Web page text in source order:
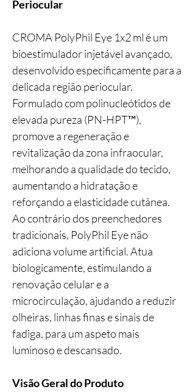
Periocular
CROMA PolyPhil Eye 1x2 ml é um
bioestimulador injetável avançado,
desenvolvido especificamente para a
delicada região periocular.
Formulado com polinucleótidos de
elevada pureza (PN-HPT™),
promove a regeneração e
revitalização da zona infraocular,
melhorando a qualidade do tecido,
aumentando a hidratação e
reforçando a elasticidade cutânea.
Ao contrário dos preenchedores
tradicionais, PolyPhil Eye não
adiciona volume artificial. Atua
biologicamente, estimulando a
renovação celular e a
microcirculação, ajudando a reduzir
olheiras, linhas finas e sinais de
fadiga, para um aspeto mais
luminoso e descansado.
Visão Geral do Produto